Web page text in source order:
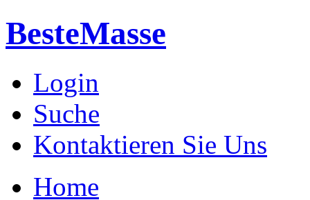
BesteMasse
Login
Suche
Kontaktieren Sie Uns
Home